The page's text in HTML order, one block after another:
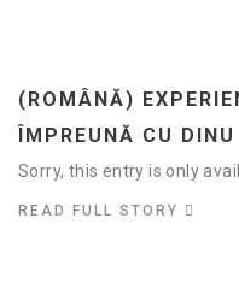
(ROMÂNĂ)
ÎMPREUNĂ CU DINU
Sorry, this entry is only
READ FULL STORY